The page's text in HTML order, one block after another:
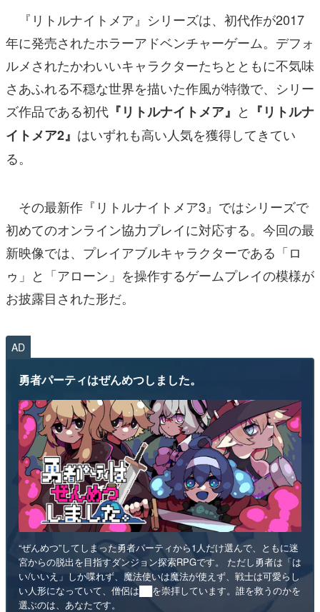
『リトルナイトメア』シリーズは、初代作が2017
年に発売されたホラーアドベンチャーゲーム。デフォ
ルメされたかわいいキャラクターたちとともに不気味
さあふれる不穏な世界を描いた作風が特徴で、シリー
ズ作品である初代 『リトルナイトメア』 と 『リトルナ
イトメア2』 はいずれも高い人気を獲得してきてい
る。
その最新作『リトルナイトメア3』ではシリーズで
初めてのオンライン協力プレイに対応する。今回の最
新映像では、プレイアブルキャラクターである「ロ
ゥ」と「アローン」を操作するゲームプレイの模様が
お披露目された形だ。
AD
勇者パーティはぜんめつしました。
“ぜんめつ”してしまった勇者パーティから1人だけ選んで、ともに迷
宮からの脱出を目指すダンジョン探索RPGです。 ただし勇者は「は
い/いいえ」しか喋れず、魔法使いは魔法が使えず、戦士は可愛らし
い人形になっていて、僧侶は██を崇拝しています。誰を救うのかを
選ぶのは、あなたです。